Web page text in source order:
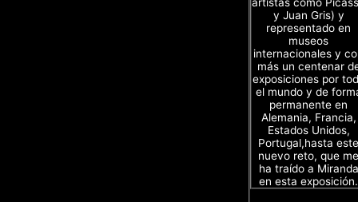
y Juan Gris) y
representado en
museos
internacionales y
más un centenar
exposiciones por
el mundo y de
permanente en
Alemania, Francia,
Estados Unidos,
Portugal,hasta este
nuevo reto, que me
ha traído a Miranda
en esta exposición.